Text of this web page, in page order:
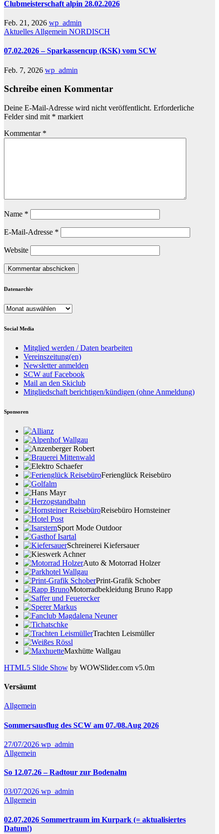
Clubmeisterschaft alpin 28.02.2026
Feb. 21, 2026 wp_admin
Aktuelles Allgemein NORDISCH
07.02.2026 – Sparkassencup (KSK) vom SCW
Feb. 7, 2026 wp_admin
Schreibe einen Kommentar
Deine E-Mail-Adresse wird nicht veröffentlicht. Erforderliche
Felder sind mit * markiert
Kommentar *
Name *
E-Mail-Adresse *
Website
Datenarchiv
Datenarchiv
Social Media
Mitglied werden / Daten bearbeiten
Vereinszeitung(en)
Newsletter anmelden
SCW auf Facebook
Mail an den Skiclub
Mitgliedschaft berichtigen/kündigen (ohne Anmeldung)
Sponsoren
Ferienglück Reisebüro
Reisebüro Hornsteiner
Sport Mode Outdoor
Schreinerei Kiefersauer
Auto & Motorrad Holzer
Print-Grafik Schober
Motorradbekleidung Bruno Rapp
Trachten Leismüller
Maxhütte Wallgau
HTML5 Slide Show by WOWSlider.com v5.0m
Versäumt
Allgemein
Sommersausflug des SCW am 07./08.Aug 2026
27/07/2026 wp_admin
Allgemein
So 12.07.26 – Radtour zur Bodenalm
03/07/2026 wp_admin
Allgemein
02.07.2026 Sommertraum im Kurpark (= aktualisiertes
Datum!)